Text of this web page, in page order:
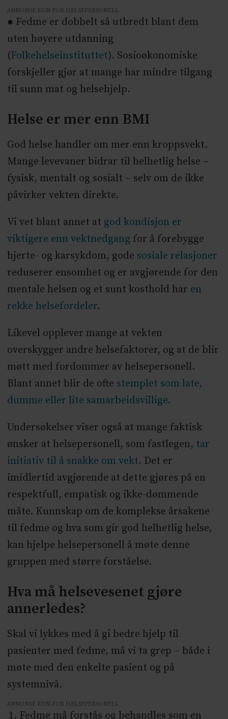
ANNONSE KUN FOR HELSEPERSONELL
● Fedme er dobbelt så utbredt blant dem
uten høyere utdanning
(Folkehelseinstituttet). Sosioøkonomiske
forskjeller gjør at mange har mindre tilgang
til sunn mat og helsehjelp.
Helse er mer enn BMI
God helse handler om mer enn kroppsvekt.
Mange levevaner bidrar til helhetlig helse –
fysisk, mentalt og sosialt – selv om de ikke
påvirker vekten direkte.
Vi vet blant annet at god kondisjon er
viktigere enn vektnedgang for å forebygge
hjerte- og karsykdom, gode sosiale relasjoner
reduserer ensomhet og er avgjørende for den
mentale helsen og et sunt kosthold har en
rekke helsefordeler.
Likevel opplever mange at vekten
overskygger andre helsefaktorer, og at de blir
møtt med fordommer av helsepersonell.
Blant annet blir de ofte stemplet som late,
dumme eller lite samarbeidsvillige.
Undersøkelser viser også at mange faktisk
ønsker at helsepersonell, som fastlegen, tar
initiativ til å snakke om vekt. Det er
imidlertid avgjørende at dette gjøres på en
respektfull, empatisk og ikke-dømmende
måte. Kunnskap om de komplekse årsakene
til fedme og hva som gir god helhetlig helse,
kan hjelpe helsepersonell å møte denne
gruppen med større forståelse.
Hva må helsevesenet gjøre
annerledes?
Skal vi lykkes med å gi bedre hjelp til
pasienter med fedme, må vi ta grep – både i
møte med den enkelte pasient og på
systemnivå.
ANNONSE KUN FOR HELSEPERSONELL
Fedme må forstås og behandles som en